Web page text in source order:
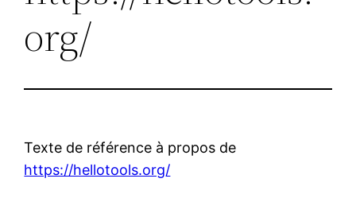
org/
Texte de référence à propos de
https://hellotools.org/